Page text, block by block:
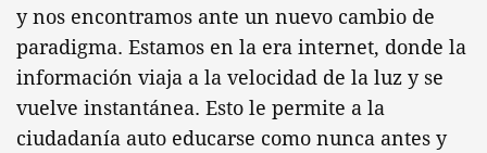
y nos encontramos ante un nuevo cambio de
paradigma. Estamos en la era internet, donde la
información viaja a la velocidad de la luz y se
vuelve instantánea. Esto le permite a la
ciudadanía auto educarse como nunca antes y